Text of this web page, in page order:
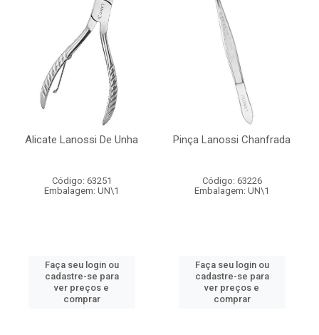
Alicate Lanossi De Unha
Código: 63251
Embalagem: UN\1
Faça seu login ou
cadastre-se para
ver preços e
comprar
Pinça Lanossi Chanfrada
Código: 63226
Embalagem: UN\1
Faça seu login ou
cadastre-se para
ver preços e
comprar